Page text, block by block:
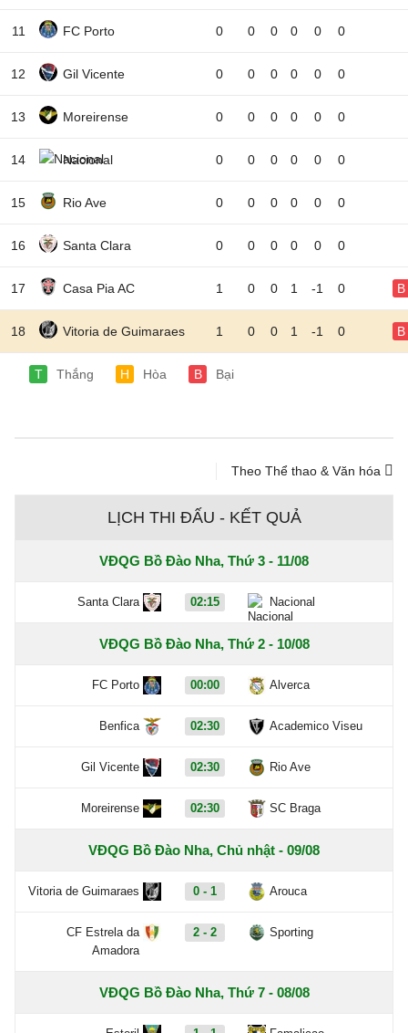
11 FC Porto 0 0 0 0 0 0
12 Gil Vicente 0 0 0 0 0 0
13 Moreirense 0 0 0 0 0 0
14 Nacional 0 0 0 0 0 0
15 Rio Ave 0 0 0 0 0 0
16 Santa Clara 0 0 0 0 0 0
17 Casa Pia AC 1 0 0 1 -1 0 B
18 Vitoria de Guimaraes 1 0 0 1 -1 0 B
T Thắng H Hòa B Bại
Theo Thể thao & Văn hóa
LỊCH THI ĐẤU - KẾT QUẢ
VĐQG Bồ Đào Nha, Thứ 3 - 11/08
Santa Clara 02:15 Nacional
VĐQG Bồ Đào Nha, Thứ 2 - 10/08
FC Porto 00:00 Alverca
Benfica 02:30 Academico Viseu
Gil Vicente 02:30 Rio Ave
Moreirense 02:30 SC Braga
VĐQG Bồ Đào Nha, Chủ nhật - 09/08
Vitoria de Guimaraes 0 - 1 Arouca
CF Estrela da
Amadora
2 - 2 Sporting
VĐQG Bồ Đào Nha, Thứ 7 - 08/08